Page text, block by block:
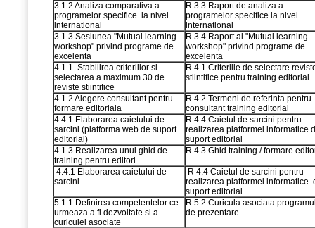
3.1.2 Analiza comparativa a
programelor specifice la nivel
international
R 3.3 Raport de analiza a
programelor specifice la nivel
international
3.1.3 Sesiunea "Mutual learning
workshop" privind programe de
excelenta
R 3.4 Raport al "Mutual learning
workshop" privind programe de
excelenta
4.1.1. Stabilirea criteriilor si
selectarea a maximum 30 de
reviste stiintifice
R 4.1 Criteriile de selectare
stiintifice pentru training editorial
4.1.2 Alegere consultant pentru
formare editoriala
R 4.2 Termeni de referinta pentru
consultant training editorial
4.4.1 Elaborarea caietului de
sarcini (platforma web de suport
editorial)
R 4.4 Caietul de sarcini pentru
realizarea platformei informatice
suport editorial
4.1.3 Realizarea unui ghid de
training pentru editori
R 4.3 Ghid training / formare
4.4.1 Elaborarea caietului de
sarcini
R 4.4 Caietul de sarcini pentru
realizarea platformei informatice
suport editorial
5.1.1 Definirea competentelor ce
urmeaza a fi dezvoltate si a
curiculei asociate
R 5.2 Curicula asociata
de prezentare